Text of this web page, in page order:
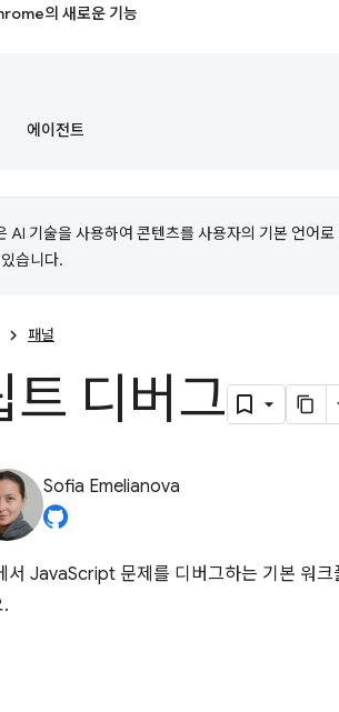
의 새로운 기능
에이전트
AI 기술을 사용하여 콘텐츠를 사용자의 기본 언어로
습니다.
패널
트 디버그
Sofia Emelianova
JavaScript 문제를 디버그하는 기본 워크